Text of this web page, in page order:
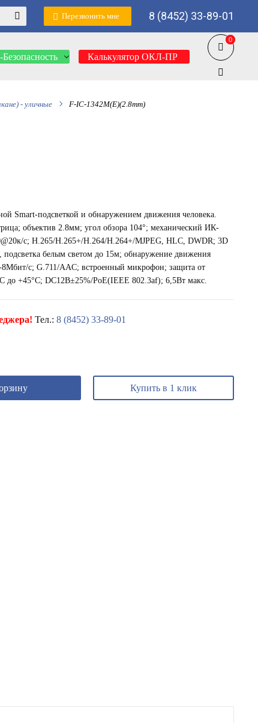
Перезвонить мне 8 (8452) 33-89-01
0
0
Калькулятор ОКЛ-ПР
- уличные F-IC-1342M(E)(2.8mm)
Smart-подсветкой и обнаружением движения человека.
объектив 2.8мм; угол обзора 104°; механический ИК-
с; H.265/H.265+/H.264/H.264+/MJPEG, HLC, DWDR; 3D
белым светом до 15м; обнаружение движения
8Мбит/с; G.711/AAC; встроенный микрофон; защита от
до +45°C; DC12В±25%/PoE(IEEE 802.3af); 6,5Вт макс.
Тел.: 8 (8452) 33-89-01
Купить в 1 клик